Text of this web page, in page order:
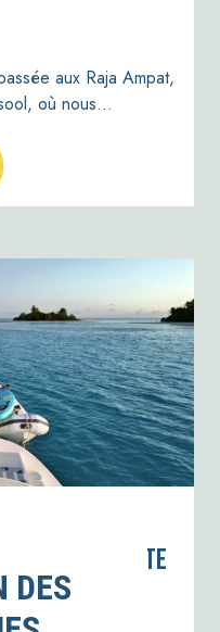
aux Raja Ampat,
où nous…
la suite
tourne.